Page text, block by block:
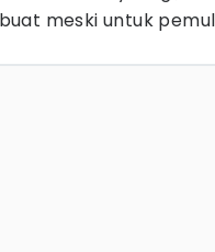
meski untuk